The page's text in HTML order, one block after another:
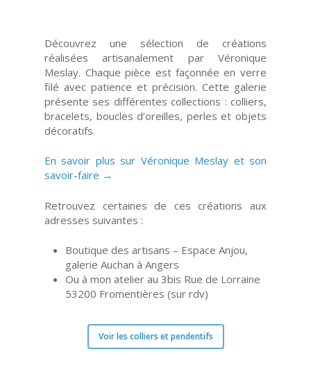
Découvrez une sélection de créations
réalisées artisanalement par Véronique
Meslay. Chaque pièce est façonnée en verre
filé avec patience et précision. Cette galerie
présente ses différentes collections : colliers,
bracelets, boucles d’oreilles, perles et objets
décoratifs.
En savoir plus sur Véronique Meslay et son
savoir-faire →
Retrouvez certaines de ces créations aux
adresses suivantes :
Boutique des artisans – Espace Anjou,
galerie Auchan à Angers
Ou à mon atelier au 3bis Rue de Lorraine
53200 Fromentières (sur rdv)
Voir les colliers et pendentifs